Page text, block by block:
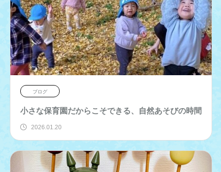
ブログ
小さな保育園だからこそできる、自然あそびの時間
2026.01.20